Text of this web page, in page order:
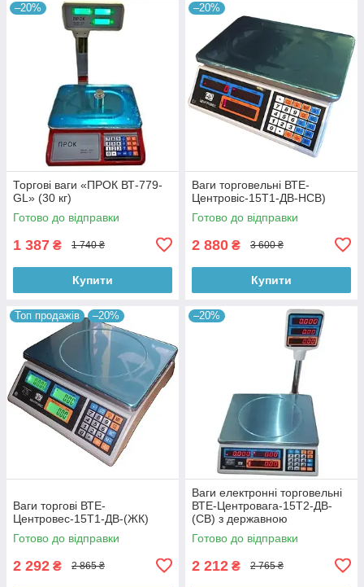
–20%
Торгові ваги «ПРОК ВТ-779-
GL» (30 кг)
Готово до відправки
1 387 ₴ 1 740 ₴
Купити
–20%
Ваги торговельні ВТЕ-
Центровіс-15Т1-ДВ-НСВ)
Готово до відправки
2 880 ₴ 3 600 ₴
Купити
Топ продажів –20%
Ваги торгові ВТЕ-
Центровес-15Т1-ДВ-(ЖК)
Готово до відправки
2 292 ₴ 2 865 ₴
–20%
Ваги електронні торговельні
ВТЕ-Центровага-15Т2-ДВ-
(СВ) з державною
перевіркою
Готово до відправки
2 212 ₴ 2 765 ₴